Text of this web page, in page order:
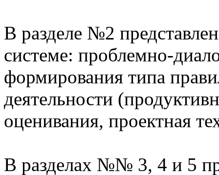
В разделе №2
системе: проблемно-
формирования типа
деятельности
оценивания, проектная
В разделах №№ 3, 4 и 5